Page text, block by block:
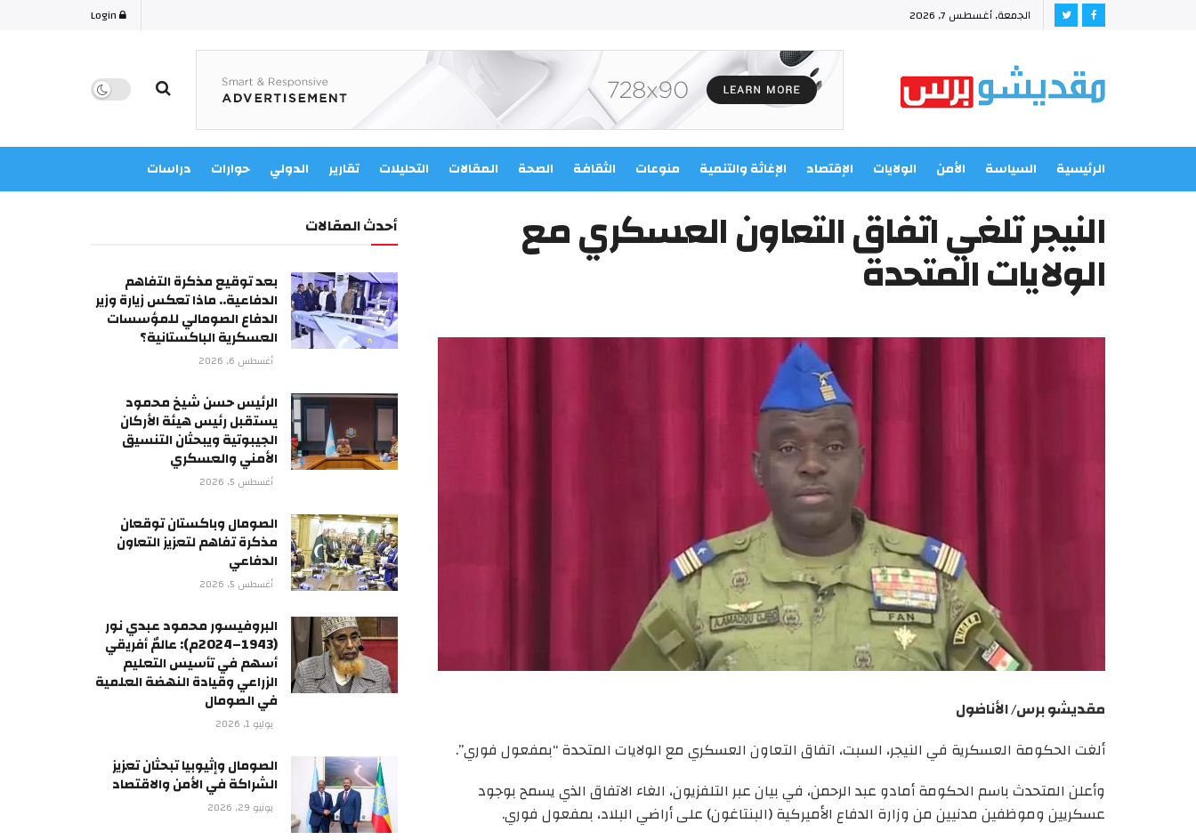
الجمعة, أغسطس 7, 2026
الرئيسية السياسة الأمن الولايات الإقتصاد الإغاثة والتنمية منوعات الثقافة الصحة المقالات التحليلات تقارير الدولي حوارات دراسات
النيجر تلغي اتفاق التعاون العسكري مع
الولايات المتحدة
مقديشو برس/ الأناضول
ألغت الحكومة العسكرية في النيجر، السبت، اتفاق التعاون العسكري مع الولايات المتحدة “بمفعول فوري”.
وأعلن المتحدث باسم الحكومة أمادو عبد الرحمن، في بيان عبر التلفزيون، الغاء الاتفاق الذي يسمح بوجود
عسكريين وموظفين مدنيين من وزارة الدفاع الأميركية (البنتاغون) على أراضي البلاد، بمفعول فوري.
أحدث المقالات
بعد توقيع مذكرة التفاهم
الدفاعية.. ماذا تعكس زيارة وزير
الدفاع الصومالي للمؤسسات
العسكرية الباكستانية؟
أغسطس 6, 2026
الرئيس حسن شيخ محمود
يستقبل رئيس هيئة الأركان
الجيبوتية ويبحثان التنسيق
الأمني والعسكري
أغسطس 5, 2026
الصومال وباكستان توقعان
مذكرة تفاهم لتعزيز التعاون
الدفاعي
أغسطس 5, 2026
البروفيسور محمود عبدي نور
(1943–2024م): عالمٌ أفريقي
أسهم في تأسيس التعليم
الزراعي وقيادة النهضة العلمية
في الصومال
يوليو 1, 2026
الصومال وإثيوبيا تبحثان تعزيز
الشراكة في الأمن والاقتصاد
يونيو 29, 2026